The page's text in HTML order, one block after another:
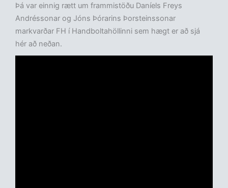
Þá var einnig rætt um frammistöðu Daníels Freys
Andréssonar og Jóns Þórarins Þorsteinssonar
markvarðar FH í Handboltahöllinni sem hægt er að sjá
hér að neðan.